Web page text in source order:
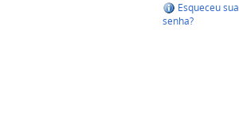
Esqueceu sua
senha?